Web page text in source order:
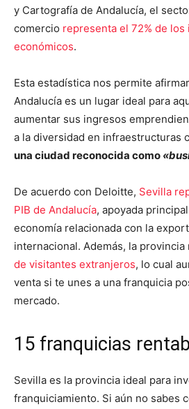
y Cartografía de Andalucía, el
comercio representa el 72% de los
económicos.
Esta estadística nos permite
Andalucía es un lugar ideal para
aumentar sus ingresos
a la diversidad en infraestructuras
una ciudad reconocida como
De acuerdo con Deloitte, Sevilla
PIB de Andalucía, apoyada
economía relacionada con la
internacional. Además, la provincia
de visitantes extranjeros, lo cual
venta si te unes a una franquicia
mercado.
15 franquicias
Sevilla es la provincia ideal para
franquiciamiento. Si aún no sabes